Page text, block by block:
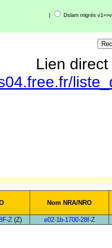
| Dslam migrés
Lien
Nom NRA/NRO
Z(Z) e02-1b-1700-28f-Z